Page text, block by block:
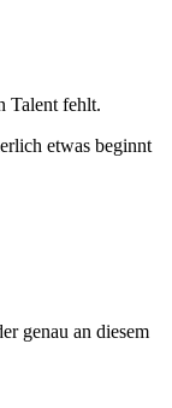
Talent fehlt.
etwas beginnt
genau an diesem